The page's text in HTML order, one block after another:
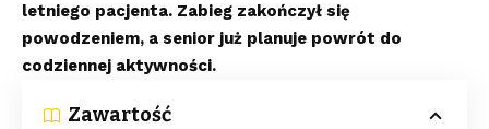
letniego pacjenta. Zabieg zakończył się
powodzeniem, a senior już planuje powrót do
codziennej aktywności.
Zawartość